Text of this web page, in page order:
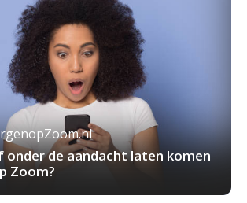
onder de aandacht laten komen
Zoom?